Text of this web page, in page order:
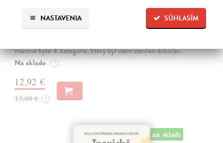
SÚHLASÍM
NASTAVENIA
Táňa / Praha 3 / Žižkov
Zelbová Marie| Kniha
mámině bytě 4. kategorie, který byl všem otevřen dokořán.
Na sklade ?
12,92 €
13,60 € ?
na sklade